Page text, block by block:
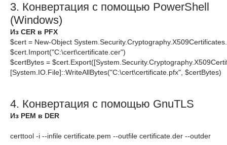
3. Конвертация с помощью PowerShell
(Windows)
Из CER в PFX
$cert = New-Object
$cert.Import("C:\cert\certificate.cer")
$certBytes =
[System.IO.File]::WriteAllBytes("C:\cert\certificate.pfx", $certBytes)
4. Конвертация с помощью GnuTLS
Из PEM в DER
certtool -i --infile certificate.pem --outfile certificate.der --outder